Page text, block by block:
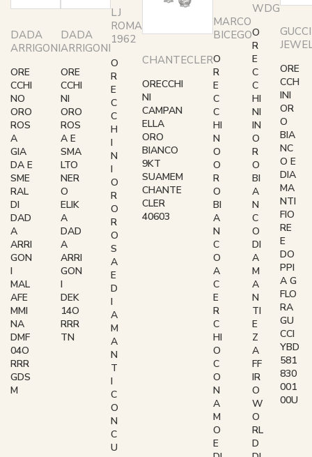
DADA
ARRIGONI
ORE
CCHI
NO
ORO
ROS
A
GIA
DA E
SME
RAL
DI
DAD
A
ARRI
GON
I
MAL
AFE
MMI
NA
DMF
04O
RRR
GDS
M
DADA
ARRIGONI
ORE
CCHI
NI
ORO
ROS
A E
SMA
LTO
NER
O
ELIK
A
DAD
A
ARRI
GON
I
DEK
14O
RRR
TN
LJ
ROMA
1962
O
R
E
C
C
H
I
N
I
O
R
O
R
O
S
A
E
D
I
A
M
A
N
T
I
C
O
N
C
U
CHANTECLER
ORECCHI
NI
CAMPAN
ELLA
ORO
BIANCO
9KT
SUAMEM
CHANTE
CLER
40603
MARCO
BICEGO
O
R
E
C
C
HI
N
O
O
R
O
BI
A
N
C
O
A
C
E
R
C
HI
O
C
O
N
A
M
O
E
WDG
O
R
E
C
C
HI
NI
IN
O
R
O
BI
A
N
C
O
DI
A
M
A
N
TI
E
Z
A
FF
IR
O
W
O
RL
D
GUCCI
ORE
CCH
INI
OR
O
BIA
NC
O E
DIA
MA
NTI
FIO
RE
E
DO
PPI
A G
FLO
RA
GU
CCI
YBD
581
830
001
00U